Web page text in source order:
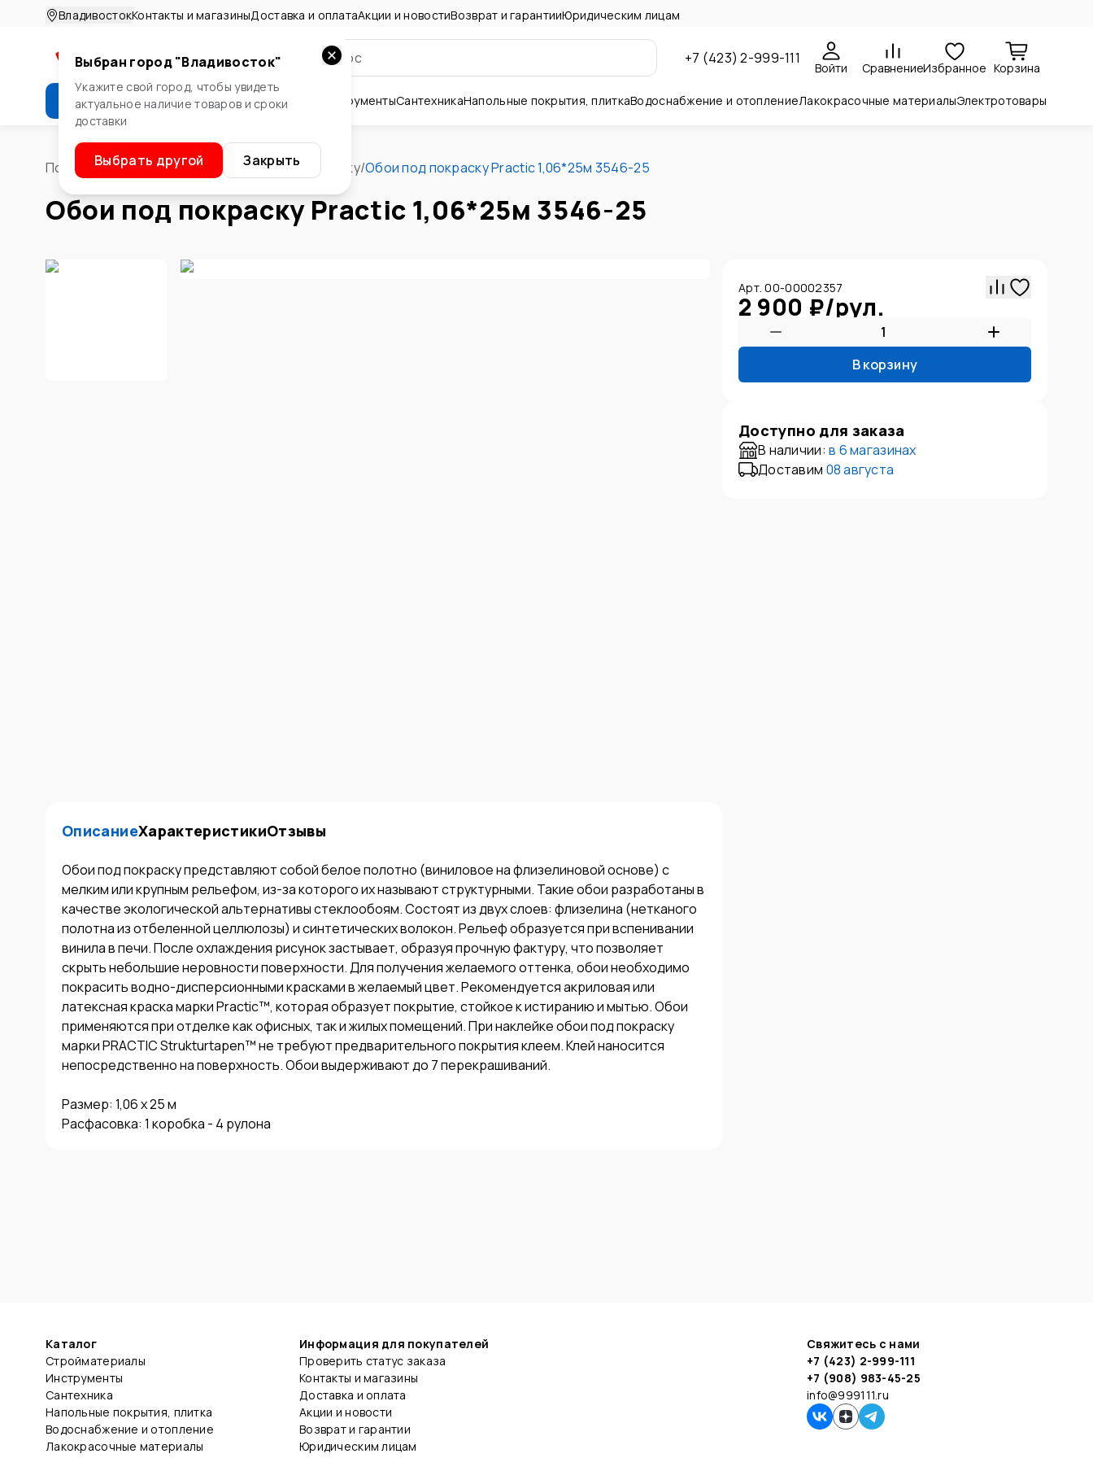
ВладивостокКонтакты и магазиныДоставка и оплатаАкции и новостиВозврат и гарантииЮридическим лицам
+7 (423) 2-999-111
Войти СравнениеИзбранное Корзина
Каталог Стройматериалы ИнструментыСантехникаНапольные покрытия, плиткаВодоснабжение и отоплениеЛакокрасочные материалыЭлектротовары
Выбран город "Владивосток"
Укажите свой город, чтобы увидеть
актуальное наличие товаров и сроки
доставки
Выбрать другой Закрыть
Помощник/Стены и потолок Обои/Под покраску/Обои под покраску Practic 1,06*25м 3546-25
Обои под покраску Practic 1,06*25м 3546-25
ОписаниеХарактеристикиОтзывы
Обои под покраску представляют собой белое полотно (виниловое на флизелиновой основе) с
мелким или крупным рельефом, из-за которого их называют структурными. Такие обои разработаны в
качестве экологической альтернативы стеклообоям. Состоят из двух слоев: флизелина (нетканого
полотна из отбеленной целлюлозы) и синтетических волокон. Рельеф образуется при вспенивании
винила в печи. После охлаждения рисунок застывает, образуя прочную фактуру, что позволяет
скрыть небольшие неровности поверхности. Для получения желаемого оттенка, обои необходимо
покрасить водно-дисперсионными красками в желаемый цвет. Рекомендуется акриловая или
латексная краска марки Practic™, которая образует покрытие, стойкое к истиранию и мытью. Обои
применяются при отделке как офисных, так и жилых помещений. При наклейке обои под покраску
марки PRACTIC Strukturtapen™ не требуют предварительного покрытия клеем. Клей наносится
непосредственно на поверхность. Обои выдерживают до 7 перекрашиваний.
Размер: 1,06 х 25 м
Расфасовка: 1 коробка - 4 рулона
Арт. 00-00002357
2 900 ₽/рул.
В корзину
Доступно для заказа
В наличии: в 6 магазинах
Доставим 08 августа
Каталог
Стройматериалы
Инструменты
Сантехника
Напольные покрытия, плитка
Водоснабжение и отопление
Лакокрасочные материалы
Информация для покупателей
Проверить статус заказа
Контакты и магазины
Доставка и оплата
Акции и новости
Возврат и гарантии
Юридическим лицам
Свяжитесь с нами
+7 (423) 2-999-111
+7 (908) 983-45-25
info@999111.ru